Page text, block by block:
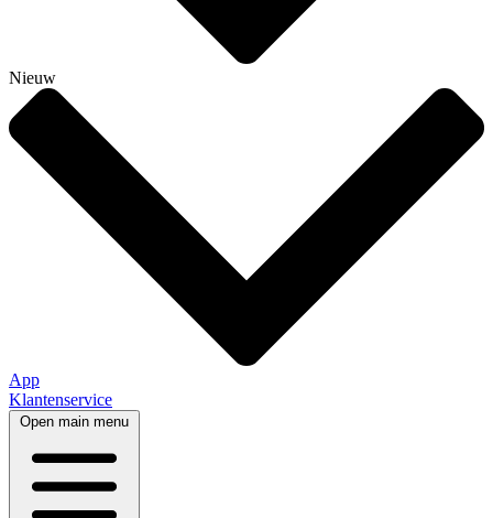
Nieuw
App
Klantenservice
Open main menu